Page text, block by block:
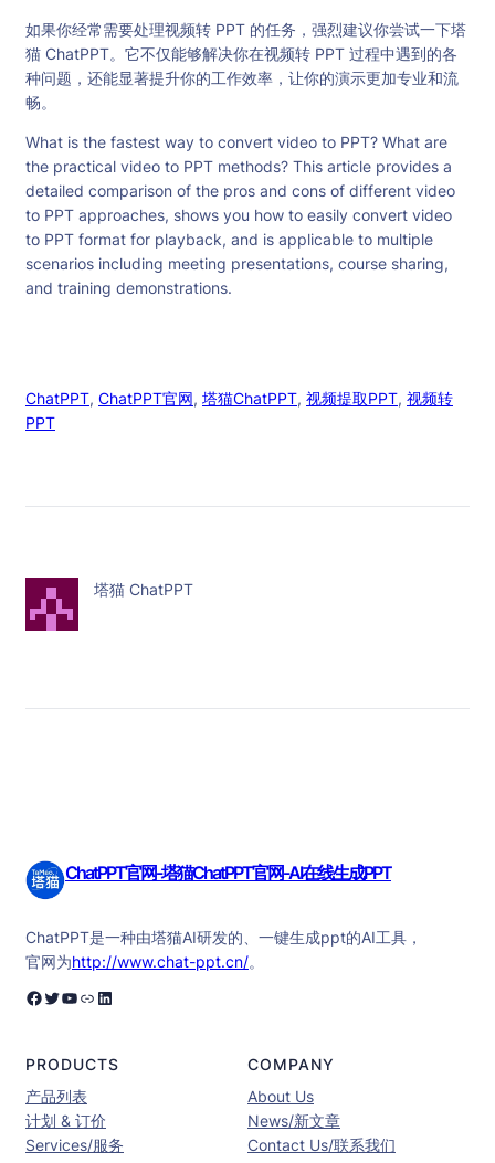
如果你经常需要处理视频转 PPT 的任务，强烈建议你尝试一下塔
猫 ChatPPT。它不仅能够解决你在视频转 PPT 过程中遇到的各
种问题，还能显著提升你的工作效率，让你的演示更加专业和流
畅。
What is the fastest way to convert video to PPT? What are
the practical video to PPT methods? This article provides a
detailed comparison of the pros and cons of different video
to PPT approaches, shows you how to easily convert video
to PPT format for playback, and is applicable to multiple
scenarios including meeting presentations, course sharing,
and training demonstrations.
ChatPPT, ChatPPT官网, 塔猫ChatPPT, 视频提取PPT, 视频转
PPT
塔猫 ChatPPT
ChatPPT官网-塔猫ChatPPT官网-AI在线生成PPT
ChatPPT是一种由塔猫AI研发的、一键生成ppt的AI工具，
官网为http://www.chat-ppt.cn/。
Facebook Twitter YouTube 链接 LinkedIn
PRODUCTS
产品列表
计划 & 订价
Services/服务
COMPANY
About Us
News/新文章
Contact Us/联系我们